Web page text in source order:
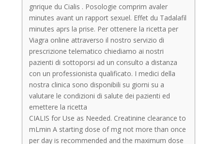
gnrique du Cialis . Posologie comprim avaler
minutes avant un rapport sexuel. Effet du Tadalafil
minutes aprs la prise. Per ottenere la ricetta per
Viagra online attraverso il nostro servizio di
prescrizione telematico chiediamo ai nostri
pazienti di sottoporsi ad un consulto a distanza
con un professionista qualificato. I medici della
nostra clinica sono disponibili su giorni su a
valutare le condizioni di salute dei pazienti ed
emettere la ricetta
CIALIS for Use as Needed. Creatinine clearance to
mLmin A starting dose of mg not more than once
per day is recommended and the maximum dose